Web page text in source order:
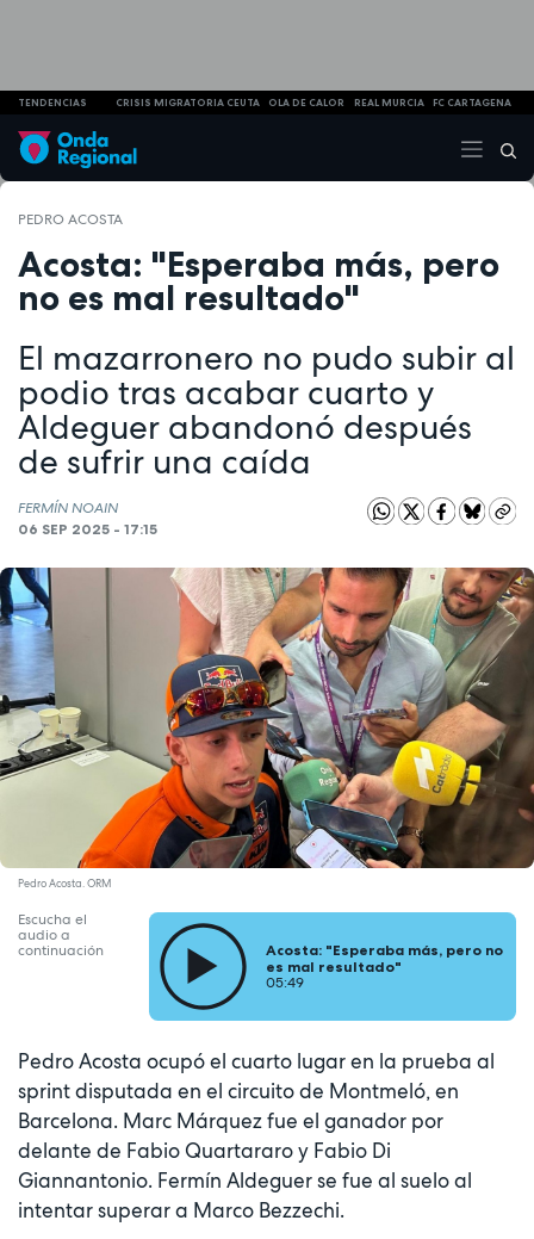
TENDENCIAS CRISIS MIGRATORIA CEUTA OLA DE CALOR REAL MURCIA FC CARTAGENA
PEDRO ACOSTA
Acosta: "Esperaba más, pero
no es mal resultado"
El mazarronero no pudo subir al
podio tras acabar cuarto y
Aldeguer abandonó después
de sufrir una caída
FERMÍN NOAIN
06 SEP 2025 - 17:15
Pedro Acosta. ORM
Escucha el
audio a
continuación
Acosta: "Esperaba más, pero no
es mal resultado"
05:49
Pedro Acosta ocupó el cuarto lugar en la prueba al
sprint disputada en el circuito de Montmeló, en
Barcelona. Marc Márquez fue el ganador por
delante de Fabio Quartararo y Fabio Di
Giannantonio. Fermín Aldeguer se fue al suelo al
intentar superar a Marco Bezzechi.